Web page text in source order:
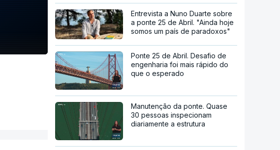
Entrevista a Nuno Duarte sobre
a ponte 25 de Abril. "Ainda hoje
somos um país de paradoxos"
Ponte 25 de Abril. Desafio de
engenharia foi mais rápido do
que o esperado
Manutenção da ponte. Quase
30 pessoas inspecionam
diariamente a estrutura